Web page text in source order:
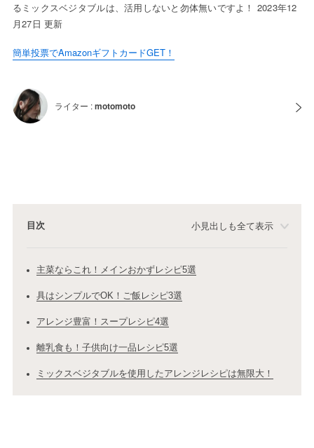
るミックスベジタブルは、活用しないと勿体無いですよ！ 2023年12
月27日 更新
簡単投票でAmazonギフトカードGET！
ライター :motomoto
目次 小見出しも全て表示
主菜ならこれ！メインおかずレシピ5選
具はシンプルでOK！ご飯レシピ3選
アレンジ豊富！スープレシピ4選
離乳食も！子供向け一品レシピ5選
ミックスベジタブルを使用したアレンジレシピは無限大！